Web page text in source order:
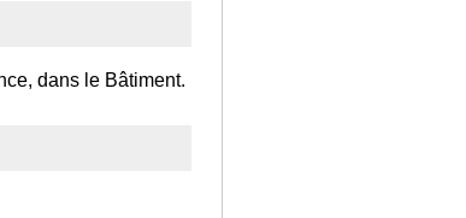
dans le Bâtiment.